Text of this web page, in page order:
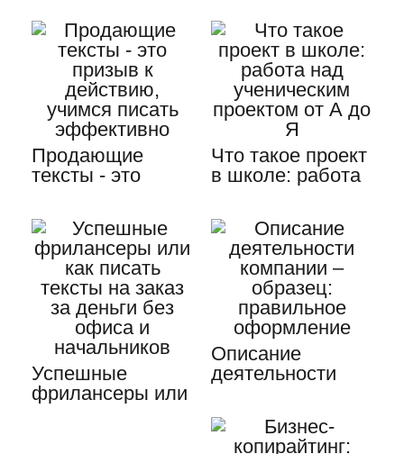
Ворд 2007: что…
Продающие
тексты - это
действию,
учимся…
Что такое проект
в школе: работа
ученическим…
Успешные
фрилансеры или
Описание
деятельности
образец:
правильное…